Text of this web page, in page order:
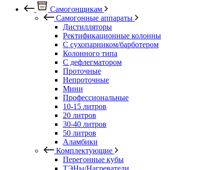
Самогонщикам
Самогонные аппараты
Дистилляторы
Ректификационные колонны
С сухопарником/барботером
Колонного типа
С дефлегматором
Проточные
Непроточные
Мини
Профессиональные
10-15 литров
20 литров
30-40 литров
50 литров
Аламбики
Комплектующие
Перегонные кубы
ТЭНы/Нагреватели